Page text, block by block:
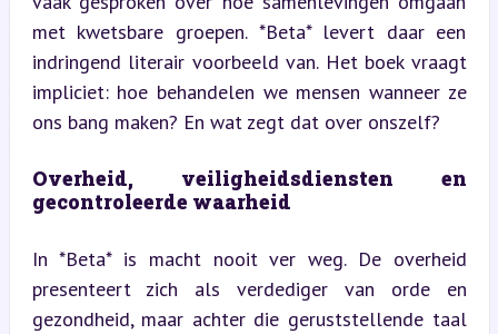
met kwetsbare groepen. *Beta* levert daar een
indringend literair voorbeeld van. Het boek vraagt
impliciet: hoe behandelen we mensen wanneer ze
ons bang maken? En wat zegt dat over onszelf?
Overheid, veiligheidsdiensten en
gecontroleerde waarheid
In *Beta* is macht nooit ver weg. De overheid
presenteert zich als verdediger van orde en
gezondheid, maar achter die geruststellende taal